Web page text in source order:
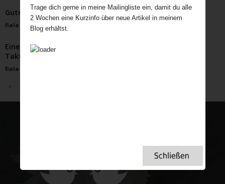
Guter Wein aus England?
fiala April 21, 2024
Eine Reise durch Britanniens Ballroom-Welt – Tea,
Taktgefühl und Tanzlust
fiala
Trage dich gerne in meine Mailingliste ein, damit du alle
2 Wochen eine Kurzinfo über neue Artikel in meinem
Blog erhältst.